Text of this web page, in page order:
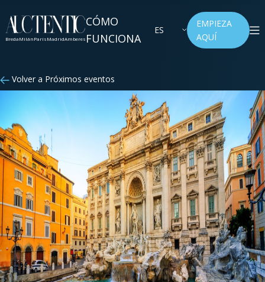
BredaMilánParísMadridAmberes
CÓMO
FUNCIONA
ES
EMPIEZA
AQUÍ
Volver a Próximos eventos